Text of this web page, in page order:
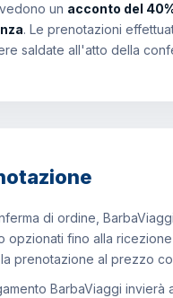
un acconto del
. Le prenotazioni
saldate all'atto della
di ordine,
opzionati fino alla
prenotazione al prezzo
BarbaViaggi invierà